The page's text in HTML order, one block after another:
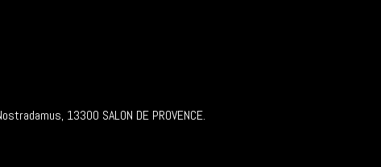
13300 SALON DE PROVENCE.